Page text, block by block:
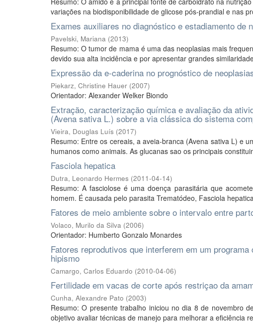
variações na biodisponibilidade de glicose pós-prandial e nas
Exames auxiliares no diagnóstico e estadiamento de
Pavelski, Mariana (2013)
Resumo: O tumor de mama é uma das neoplasias mais
devido sua alta incidência e por apresentar grandes
Expressão da e-caderina no prognóstico de
Piekarz, Christine Hauer (2007)
Orientador: Alexander Welker Biondo
Extração, caracterização química e avaliação da
(Avena sativa L.) sobre a via clássica do sistema
Vieira, Douglas Luís (2017)
Resumo: Entre os cereais, a aveia-branca (Avena sativa L) e
humanos como animais. As glucanas sao os principais
Fasciola hepatica
Dutra, Leonardo Hermes (2011-04-14)
Resumo: A fasciolose é uma doença parasitária que
homem. É causada pelo parasita Trematódeo, Fasciola
Fatores de meio ambiente sobre o intervalo entre
Volaco, Murilo da Silva (2006)
Orientador: Humberto Gonzalo Monardes
Fatores reprodutivos que interferem em um
hipismo
Camargo, Carlos Eduardo (2010-04-06)
Fertilidade em vacas de corte após restriçao da
Cunha, Alexandre Pato (2003)
Resumo: O presente trabalho iniciou no dia 8 de novembro
objetivo avaliar técnicas de manejo para melhorar a eficiência